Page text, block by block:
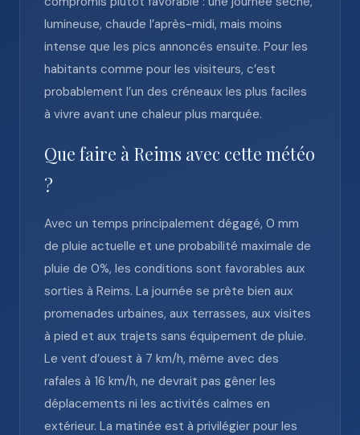
lumineuse, chaude l’après-midi, mais moins
intense que les pics annoncés ensuite. Pour les
habitants comme pour les visiteurs, c’est
probablement l’un des créneaux les plus faciles
à vivre avant une chaleur plus marquée.
Que faire à Reims avec cette météo
?
Avec un temps principalement dégagé, 0 mm
de pluie actuelle et une probabilité maximale de
pluie de 0%, les conditions sont favorables aux
sorties à Reims. La journée se prête bien aux
promenades urbaines, aux terrasses, aux visites
à pied et aux trajets sans équipement de pluie.
Le vent d’ouest à 7 km/h, même avec des
rafales à 16 km/h, ne devrait pas gêner les
déplacements ni les activités calmes en
extérieur. La matinée est à privilégier pour les